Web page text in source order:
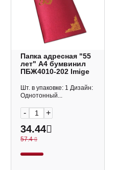
Папка адресная "55
лет" А4 бумвинил
ПБЖ4010-202 Imige
Шт. в упаковке: 1 Дизайн:
Однотонный...
- +
34.44
57.4